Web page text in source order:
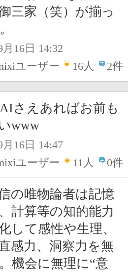
三家（笑）が揃っ
月16日 14:32
ユーザー
16人 2件
さえあればお前も
www
月16日 14:47
ユーザー
11人 0件
の唯物論者は記憶
計算等の知的能力
して感性や生理、
感力、洞察力を無
機会に無理に“意